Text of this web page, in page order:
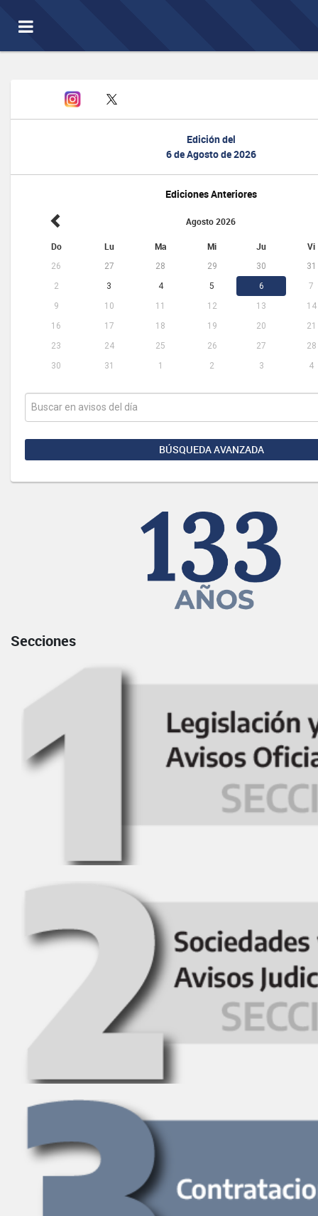
Toggle
navigation
Edición del
6 de Agosto de 2026
Ediciones Anteriores
Agosto 2026
Do Lu Ma Mi Ju Vi
26 27 28 29 30
31
2
3 4 5 6
7
9
10 11 12 13
14
16
17 18 19 20
21
23
24 25 26 27
28
30
31 1 2 3 4
BÚSQUEDA AVANZADA
Secciones